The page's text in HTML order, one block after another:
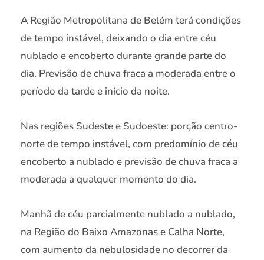
A Região Metropolitana de Belém terá condições
de tempo instável, deixando o dia entre céu
nublado e encoberto durante grande parte do
dia. Previsão de chuva fraca a moderada entre o
período da tarde e início da noite.
Nas regiões Sudeste e Sudoeste: porção centro-
norte de tempo instável, com predomínio de céu
encoberto a nublado e previsão de chuva fraca a
moderada a qualquer momento do dia.
Manhã de céu parcialmente nublado a nublado,
na Região do Baixo Amazonas e Calha Norte,
com aumento da nebulosidade no decorrer da